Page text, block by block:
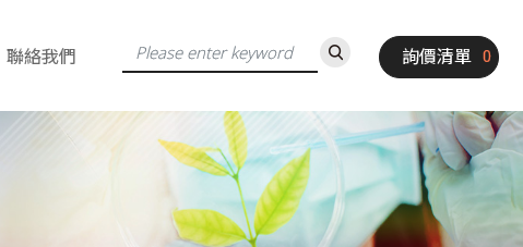
聯絡我們 詢價清單